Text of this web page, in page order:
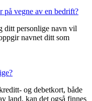
på vegne av en bedrift?
ditt personlige navn vil
navnet ditt som
og debetkort, både
land, kan det også finnes